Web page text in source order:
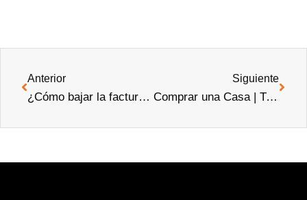
Anterior
¿Cómo bajar la factura de la luz? Trucos y consejos
Siguiente
Comprar una Casa | Trámites y conceptos clave en 2022